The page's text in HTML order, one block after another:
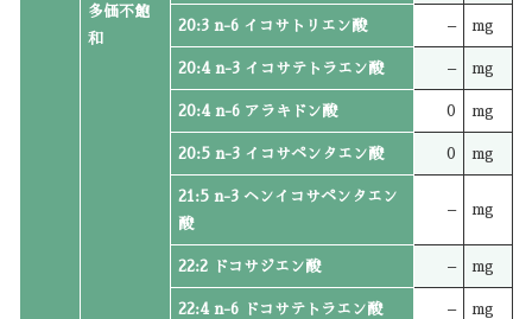
多価不飽
和
20:3 n-6 イコサトリエン酸 – mg
20:4 n-3 イコサテトラエン酸 – mg
20:4 n-6 アラキドン酸 0 mg
20:5 n-3 イコサペンタエン酸 0 mg
21:5 n-3 ヘンイコサペンタエン
酸
– mg
22:2 ドコサジエン酸 – mg
22:4 n-6 ドコサテトラエン酸 – mg